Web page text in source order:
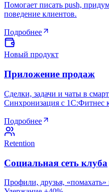
Помогает писать push,
поведение клиентов.
Подробнее
Новый продукт
Приложение продаж
Сделки, задачи и чаты в
Синхронизация с 1С:Фитнес
Подробнее
Retention
Социальная сеть клуба
Профили, друзья,